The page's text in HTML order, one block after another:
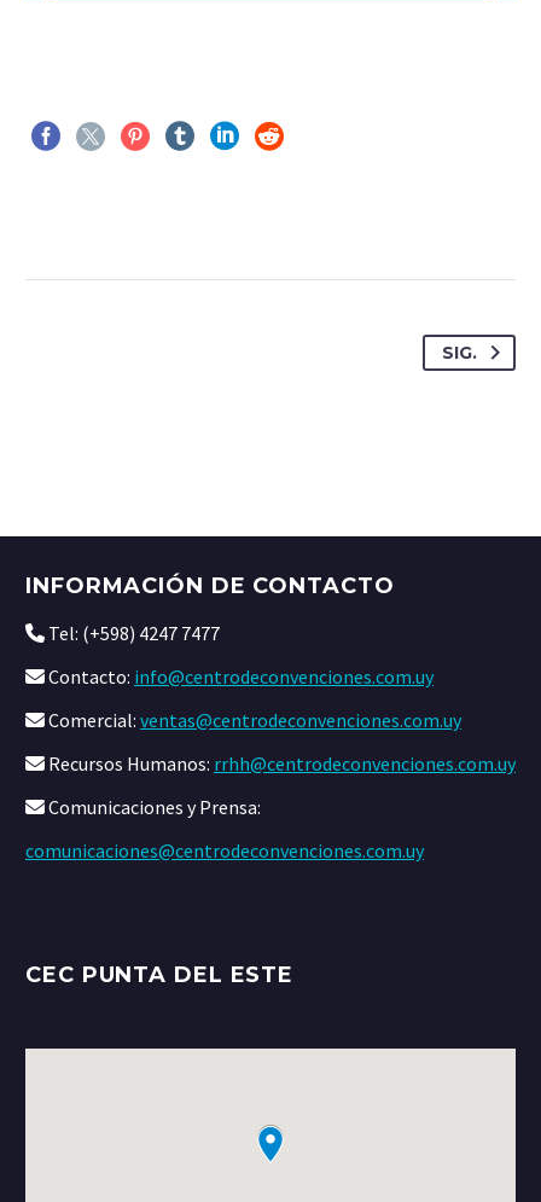
SIG.
INFORMACIÓN DE CONTACTO
Tel: (+598) 4247 7477
Contacto: info@centrodeconvenciones.com.uy
Comercial: ventas@centrodeconvenciones.com.uy
Recursos Humanos: rrhh@centrodeconvenciones.com.uy
Comunicaciones y Prensa:
comunicaciones@centrodeconvenciones.com.uy
CEC PUNTA DEL ESTE